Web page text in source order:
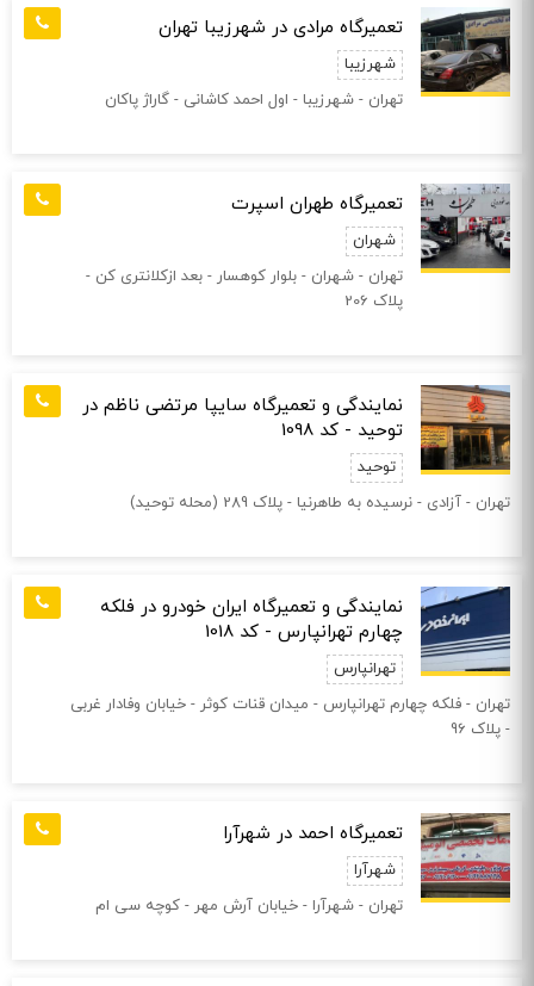
تعمیرگاه مرادی در شهرزیبا تهران
شهرزیبا
تهران - شهرزیبا - اول احمد کاشانی - گاراژ پاکان
تعمیرگاه طهران اسپرت
شهران
تهران - شهران - بلوار کوهسار - بعد ازکلانتری کن -
پلاک 206
نمایندگی و تعمیرگاه سایپا مرتضی ناظم در
توحید - کد 1098
توحید
تهران - آزادی - نرسیده به طاهرنیا - پلاک 289 (محله‌ توحید)
نمایندگی و تعمیرگاه ایران خودرو در فلکه
چهارم تهرانپارس - کد 1018
تهرانپارس
تهران - فلكه چهارم تهرانپارس - ميدان قنات كوثر - خیابان وفادار غربی
- پلاک 96
تعمیرگاه احمد در شهرآرا
شهرآرا
تهران - شهرآرا - خیابان آرش مهر - کوچه سی ام